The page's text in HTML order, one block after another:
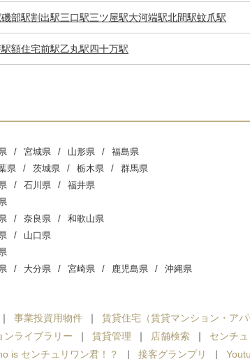
磯部駅割出駅三口駅三ツ屋駅大河端駅北間駅蚊爪駅
額住宅前駅乙丸駅四十万駅
宮城県 山形県 福島県
県 茨城県 栃木県 群馬県
石川県 福井県
奈良県 和歌山県
山口県
大分県 宮崎県 鹿児島県 沖縄県
事業投資用物件 賃貸住宅（賃貸マンション・アパ
ンライブラリー 賃貸管理 店舗検索 センチ
is センチュリワン君！？ 接客グランプリ